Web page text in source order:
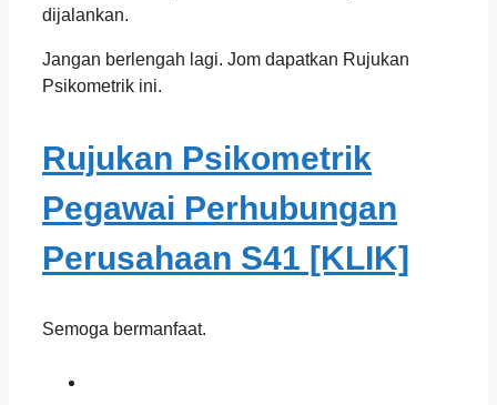
dijalankan.
Jangan berlengah lagi. Jom dapatkan Rujukan
Psikometrik ini.
Rujukan Psikometrik
Pegawai Perhubungan
Perusahaan S41 [KLIK]
Semoga bermanfaat.